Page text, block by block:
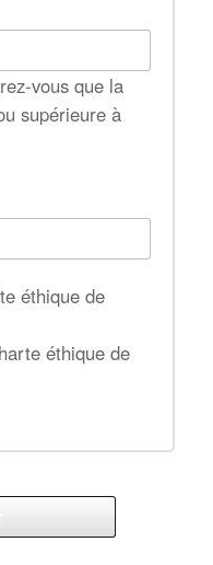
vous que la
supérieure à
éthique de